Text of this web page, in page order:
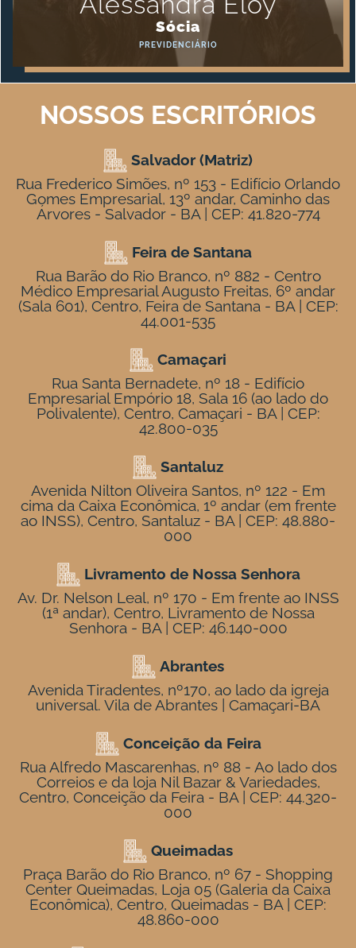
Sócia
PREVIDENCIÁRIO
NOSSOS ESCRITÓRIOS
Salvador (Matriz)
Rua Frederico Simões, nº 153 - Edifício Orlando
Gomes Empresarial, 13º andar, Caminho das
Árvores - Salvador - BA | CEP: 41.820-774
Feira de Santana
Rua Barão do Rio Branco, nº 882 - Centro
Médico Empresarial Augusto Freitas, 6º andar
(Sala 601), Centro, Feira de Santana - BA | CEP:
44.001-535
Camaçari
Rua Santa Bernadete, nº 18 - Edifício
Empresarial Empório 18, Sala 16 (ao lado do
Polivalente), Centro, Camaçari - BA | CEP:
42.800-035
Santaluz
Avenida Nilton Oliveira Santos, nº 122 - Em
cima da Caixa Econômica, 1º andar (em frente
ao INSS), Centro, Santaluz - BA | CEP: 48.880-
000
Livramento de Nossa Senhora
Av. Dr. Nelson Leal, nº 170 - Em frente ao INSS
(1ª andar), Centro, Livramento de Nossa
Senhora - BA | CEP: 46.140-000
Abrantes
Avenida Tiradentes, nº170, ao lado da igreja
universal. Vila de Abrantes | Camaçari-BA
Conceição da Feira
Rua Alfredo Mascarenhas, nº 88 - Ao lado dos
Correios e da loja Nil Bazar & Variedades,
Centro, Conceição da Feira - BA | CEP: 44.320-
000
Queimadas
Praça Barão do Rio Branco, nº 67 - Shopping
Center Queimadas, Loja 05 (Galeria da Caixa
Econômica), Centro, Queimadas - BA | CEP:
48.860-000